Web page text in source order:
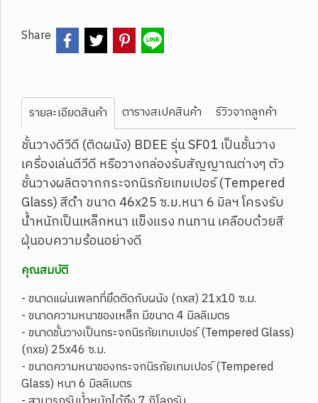
Share
รายละเอียดสินค้า ตารางสเปคสินค้า รีวิวจากลูกค้า
ชั้นวางดีวีดี (ติดผนัง) BDEE รุ่น SF01 เป็นชั้นวาง
เครื่องเล่นดีวีดี หรือวางกล่องรับสัญญาณต่างๆ ตัว
ชั้นวางผลิตจากกระจกนิรภัยเทมเปอร์(Tempered
Glass) สีดำ ขนาด 46x25 ซ.ม.หนา 6 มิลฯ โครงรับ
น้ำหนักเป็นเหล็กหนา แข็งแรง ทนทาน เคลือบด้วยสี
ฝุ่นอบความร้อนอย่างดี
คุณสมบัติ
- ขนาดแผ่นเพลทที่ยึดติดกับผนัง (กxส) 21x10 ซ.ม.
- ขนาดความหนาของเหล็ก มีขนาด 4 มิลลิเมตร
- ขนาดชั้นวางเป็นกระจกนิรภัยเทมเปอร์ (Tempered Glass)
(กxย) 25x46 ซ.ม.
- ขนาดความหนาของกระจกนิรภัยเทมเปอร์ (Tempered
Glass) หนา 6 มิลลิเมตร